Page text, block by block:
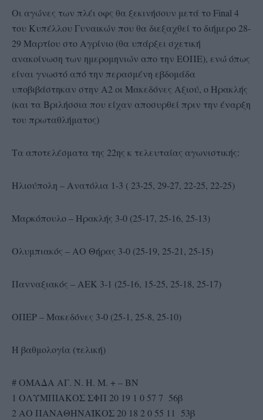
Οι αγώνες των πλέι οφς θα ξεκινήσουν μετά το Final 4
του Κυπέλλου Γυναικών που θα διεξαχθεί το διήμερο 28-
29 Μαρτίου στο Αγρίνιο (θα υπάρξει σχετική
ανακοίνωση των ημερομηνιών απο την ΕΟΠΕ), ενώ όπως
είναι γνωστό από την περασμένη εβδομάδα
υποβιβάστηκαν στην Α2 οι Μακεδόνες Αξιού, ο Ηρακλής
(και τα Βριλήσσια που είχαν αποσυρθεί πριν την έναρξη
του πρωταθλήματος)
Τα αποτελέσματα της 22ης κ τελευταίας αγωνιστικής:
Ηλιούπολη – Ανατόλια 1-3 ( 23-25, 29-27, 22-25, 22-25)
Μαρκόπουλο – Ηρακλής 3-0 (25-17, 25-16, 25-13)
Ολυμπιακός – ΑΟ Θήρας 3-0 (25-19, 25-21, 25-15)
Πανναξιακός – ΑΕΚ 3-1 (25-16, 15-25, 25-18, 25-17)
ΟΠΕΡ – Μακεδόνες 3-0 (25-1, 25-8, 25-10)
Η βαθμολογία (τελική)
# OMAΔA AΓ. N. H. M. + – BN
1 ΟΛΥΜΠΙΑΚΟΣ ΣΦΠ 20 19 1 0 57 7 56β
2 ΑΟ ΠΑΝΑΘΗΝΑΪΚΟΣ 20 18 2 0 55 11 53β